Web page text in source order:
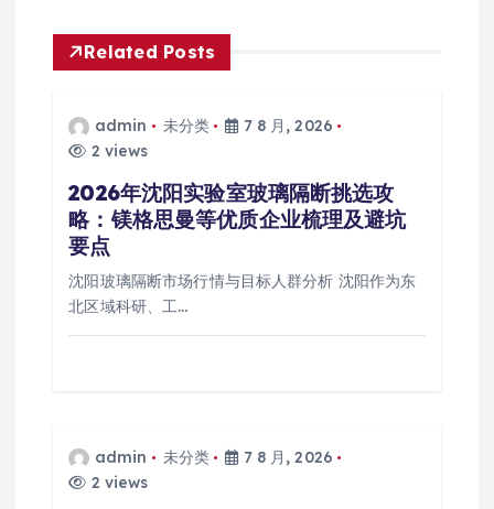
Related Posts
admin 未分类
7 8 月, 2026
2 views
2026年沈阳实验室玻璃隔断挑选攻
略：镁格思曼等优质企业梳理及避坑
要点
沈阳玻璃隔断市场行情与目标人群分析 沈阳作为东
北区域科研、工…
admin 未分类
7 8 月, 2026
2 views